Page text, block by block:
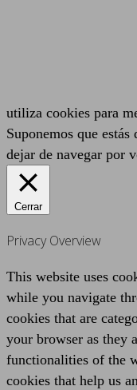
utiliza cookies para
Suponemos que
dejar de navegar por
Cerrar
Privacy Overview
This website uses
while you navigate
cookies that are
your browser as they
functionalities of the
cookies that help us